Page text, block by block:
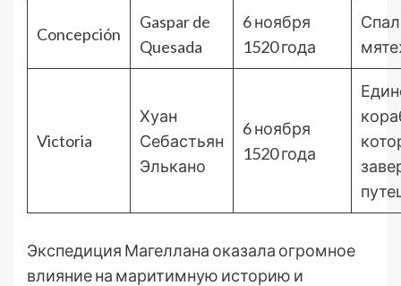
Concepción
Gaspar de
Quesada
6 ноября
1520 года
Victoria
Хуан
Себастьян
Элькано
6 ноября
1520 года
Экспедиция Магеллана оказала огромное
влияние на маритимную историю и